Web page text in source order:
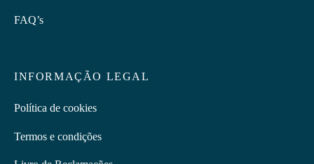
FAQ’s
INFORMAÇÃO LEGAL
Política de cookies
Termos e condições